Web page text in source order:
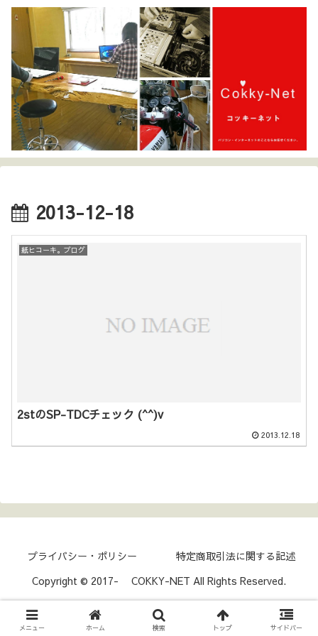
2013-12-18
紙ヒコーキ。ブログ
2stのSP-TDCチェック (^^)v
2013.12.18
プライバシー・ポリシー
特定商取引法に関する記述
Copyright © 2017- COKKY-NET All Rights Reserved.
メニュー ホーム 検索 トップ サイドバー